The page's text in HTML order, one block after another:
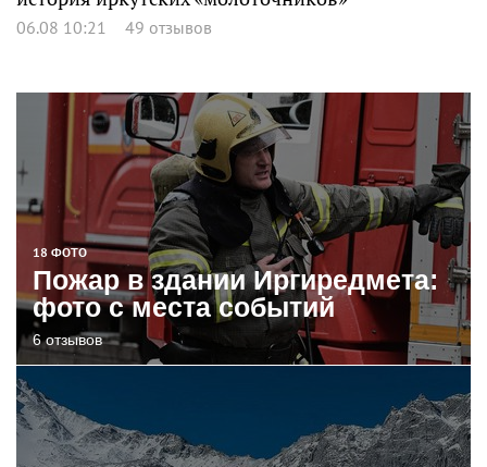
06.08 10:21 49 отзывов
18 ФОТО
Пожар в здании Иргиредмета:
фото с места событий
6 отзывов